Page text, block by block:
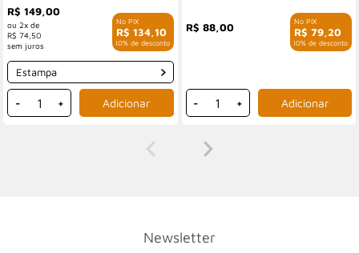
R$ 134,10
com 10% de desconto
R$ 149,00
2x de
R$ 74,50
Estampa
- +
R$ 79,20
com 10% de desconto
R$ 88,00
- +
Newsletter